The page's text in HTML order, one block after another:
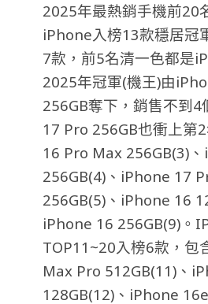
2025年最熱銷手機前20
iPhone入榜13款穩居冠
7款，前5名清一色都是
2025年冠軍(機王)由
256GB奪下，銷售不到
17 Pro 256GB也衝上第
16 Pro Max 256GB(3)
256GB(4)、iPhone 17
256GB(5)、iPhone 16
iPhone 16 256GB(9)。
TOP11~20入榜6款，包
Max Pro 512GB(11)、
128GB(12)、iPhone